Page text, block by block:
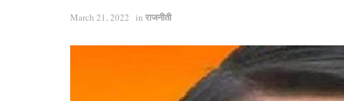
March 21, 2022 in राजनीती